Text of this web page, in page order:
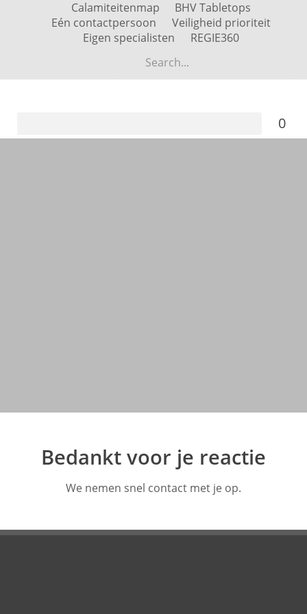
Calamiteitenmap
BHV Tabletops
Eén contactpersoon
Veiligheid prioriteit
Eigen specialisten
REGIE360
0
oefenbundels
Bedankt voor je reactie
We nemen snel contact met je op.